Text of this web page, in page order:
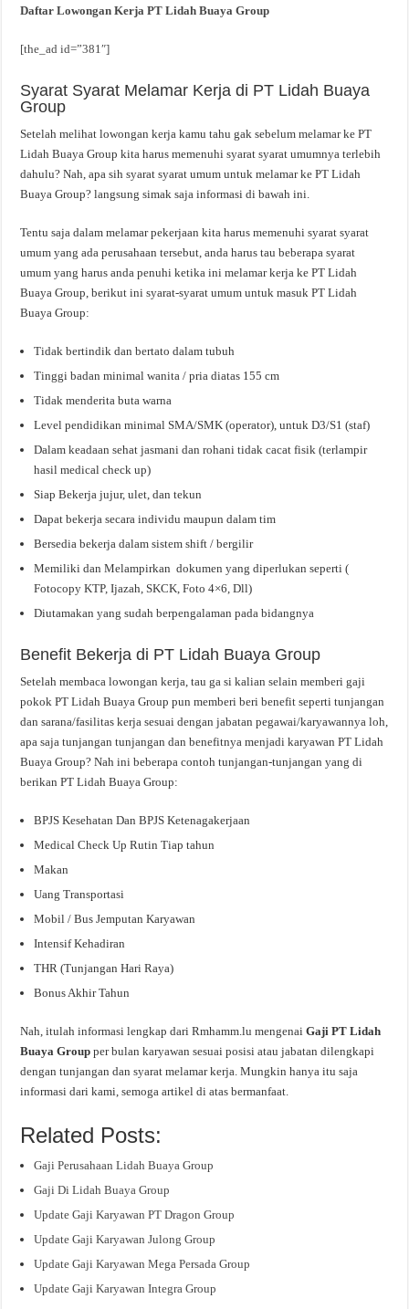
Daftar Lowongan Kerja PT Lidah Buaya Group
[the_ad id=”381″]
Syarat Syarat Melamar Kerja di PT Lidah Buaya
Group
Setelah melihat lowongan kerja kamu tahu gak sebelum melamar ke PT
Lidah Buaya Group kita harus memenuhi syarat syarat umumnya terlebih
dahulu? Nah, apa sih syarat syarat umum untuk melamar ke PT Lidah
Buaya Group? langsung simak saja informasi di bawah ini.
Tentu saja dalam melamar pekerjaan kita harus memenuhi syarat syarat
umum yang ada perusahaan tersebut, anda harus tau beberapa syarat
umum yang harus anda penuhi ketika ini melamar kerja ke PT Lidah
Buaya Group, berikut ini syarat-syarat umum untuk masuk PT Lidah
Buaya Group:
Tidak bertindik dan bertato dalam tubuh
Tinggi badan minimal wanita / pria diatas 155 cm
Tidak menderita buta warna
Level pendidikan minimal SMA/SMK (operator), untuk D3/S1 (staf)
Dalam keadaan sehat jasmani dan rohani tidak cacat fisik (terlampir
hasil medical check up)
Siap Bekerja jujur, ulet, dan tekun
Dapat bekerja secara individu maupun dalam tim
Bersedia bekerja dalam sistem shift / bergilir
Memiliki dan Melampirkan dokumen yang diperlukan seperti (
Fotocopy KTP, Ijazah, SKCK, Foto 4×6, Dll)
Diutamakan yang sudah berpengalaman pada bidangnya
Benefit Bekerja di PT Lidah Buaya Group
Setelah membaca lowongan kerja, tau ga si kalian selain memberi gaji
pokok PT Lidah Buaya Group pun memberi beri benefit seperti tunjangan
dan sarana/fasilitas kerja sesuai dengan jabatan pegawai/karyawannya loh,
apa saja tunjangan tunjangan dan benefitnya menjadi karyawan PT Lidah
Buaya Group? Nah ini beberapa contoh tunjangan-tunjangan yang di
berikan PT Lidah Buaya Group:
BPJS Kesehatan Dan BPJS Ketenagakerjaan
Medical Check Up Rutin Tiap tahun
Makan
Uang Transportasi
Mobil / Bus Jemputan Karyawan
Intensif Kehadiran
THR (Tunjangan Hari Raya)
Bonus Akhir Tahun
Nah, itulah informasi lengkap dari Rmhamm.lu mengenaiGaji PT Lidah
Buaya Groupper bulan karyawan sesuai posisi atau jabatan dilengkapi
dengan tunjangan dan syarat melamar kerja. Mungkin hanya itu saja
informasi dari kami, semoga artikel di atas bermanfaat.
Related Posts:
Gaji Perusahaan Lidah Buaya Group
Gaji Di Lidah Buaya Group
Update Gaji Karyawan PT Dragon Group
Update Gaji Karyawan Julong Group
Update Gaji Karyawan Mega Persada Group
Update Gaji Karyawan Integra Group